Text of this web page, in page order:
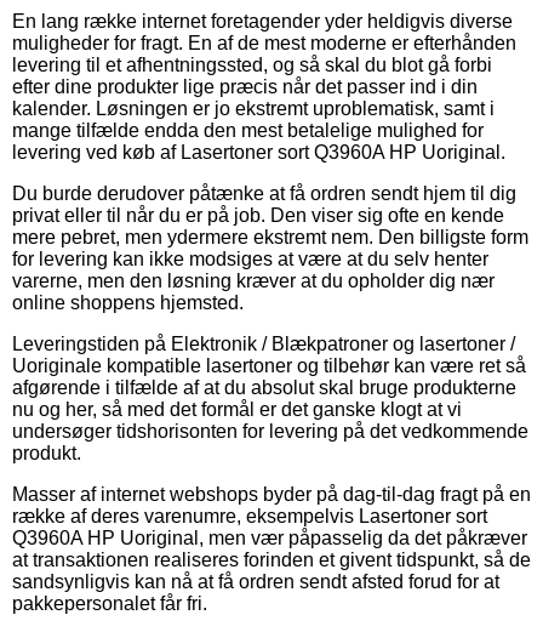
En lang række internet foretagender yder heldigvis diverse
muligheder for fragt. En af de mest moderne er efterhånden
levering til et afhentningssted, og så skal du blot gå forbi
efter dine produkter lige præcis når det passer ind i din
kalender. Løsningen er jo ekstremt uproblematisk, samt i
mange tilfælde endda den mest betalelige mulighed for
levering ved køb af Lasertoner sort Q3960A HP Uoriginal.
Du burde derudover påtænke at få ordren sendt hjem til dig
privat eller til når du er på job. Den viser sig ofte en kende
mere pebret, men ydermere ekstremt nem. Den billigste form
for levering kan ikke modsiges at være at du selv henter
varerne, men den løsning kræver at du opholder dig nær
online shoppens hjemsted.
Leveringstiden på Elektronik / Blækpatroner og lasertoner /
Uoriginale kompatible lasertoner og tilbehør kan være ret så
afgørende i tilfælde af at du absolut skal bruge produkterne
nu og her, så med det formål er det ganske klogt at vi
undersøger tidshorisonten for levering på det vedkommende
produkt.
Masser af internet webshops byder på dag-til-dag fragt på en
række af deres varenumre, eksempelvis Lasertoner sort
Q3960A HP Uoriginal, men vær påpasselig da det påkræver
at transaktionen realiseres forinden et givent tidspunkt, så de
sandsynligvis kan nå at få ordren sendt afsted forud for at
pakkepersonalet får fri.